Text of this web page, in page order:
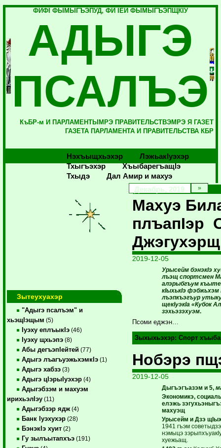
ФИФI ФЫМЫГЪЭПУД, ФИ IЕЙ ФЫМЫГЪЭПЩКIУ
АДЫГЭ
ПСАЛЪЭ
КъБР-м И ПАРЛАМЕНТЫМРЭ ПРАВИТЕЛЬСТВЭМРЭ Я ГАЗЕТ
ГАЗЕТА ПАРЛАМЕНТА И ПРАВИТЕЛЬСТВА КБР
Нэхъыщхьэхэр
Лэжьакlуэхэр
Тхыгъэхэр
Хъыбарегъащlэ
Тхыдэ
Дал Амир и махуэ
Зытеухуахэр
"Адыгэ псалъэм" и
хьэщIэщым (5)
Iуэху еплъыкIэ (46)
Iуэху щхьэпэ (8)
Абы дегъэпIейтей (77)
Адыгэ лъагъуэжьхэмкIэ (1)
Адыгэ хабзэ (3)
Адыгэ цIэрыIуэхэр (4)
Адыгэбзэм и махуэм
ирихьэлIэу (11)
Адыгэбзэр ядж (4)
Банк Iуэхухэр (28)
БэнэкIэ хуит (2)
Гу зылъытапхъэ (191)
Декабрь, 2019
Махуэ
плъапIэр
Джэгухэрщ
2019-12-05
Урысейм бэнэкIэ
лъэщ спортсмен
алэрыбгъум
кIыхькIэ
лъэпкъэгъур
щекIуэкIа «Кубок
зэхьэзэхуэм.
Псоми еджэн…
Зыхыхьэхэр:Спорт
Нобэрэ
2019-12-05
Дыгъэгъазэм и 5,
Экономикэ,
елэжь
махуэщ
Урысейм и Дзэ
1941 гъэм
нэмыцэ
хуежьащ.